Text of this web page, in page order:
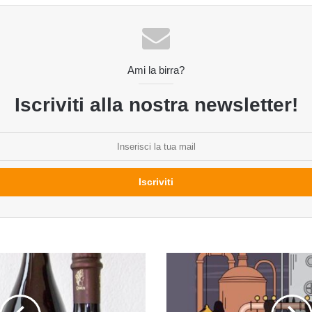
Ami la birra?
Iscriviti alla nostra newsletter!
Brewpub